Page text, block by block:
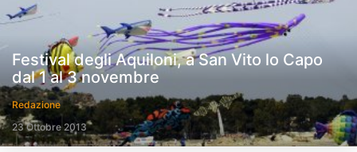
Festival degli Aquiloni, a San Vito lo Capo
dal 1 al 3 novembre
Redazione
23 Ottobre 2013